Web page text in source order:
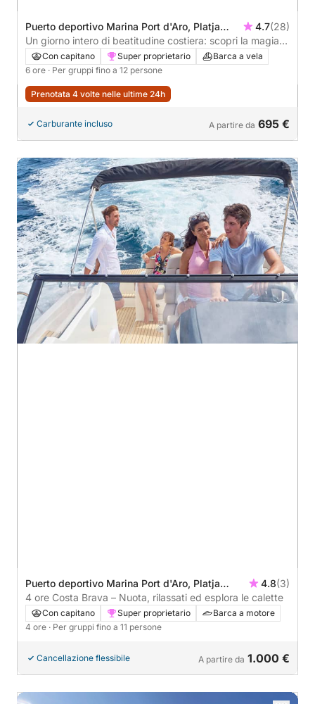
Puerto deportivo Marina Port d'Aro, Platja
d'Aro, Spagna
4.7(28)
Un giorno intero di beatitudine costiera: scopri la magia
della Costa Brava
Con capitano Super proprietario
Barca a vela
6 ore · Per gruppi fino a 12 persone
Prenotata 4 volte nelle ultime 24h
Carburante incluso A partire da 695 €
Puerto deportivo Marina Port d'Aro, Platja
d'Aro, Spagna
4.8(3)
4 ore Costa Brava – Nuota, rilassati ed esplora le calette
Con capitano Super proprietario
Barca a motore
4 ore · Per gruppi fino a 11 persone
Cancellazione flessibile A partire da 1.000 €